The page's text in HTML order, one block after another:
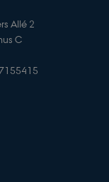
Allé 2
C